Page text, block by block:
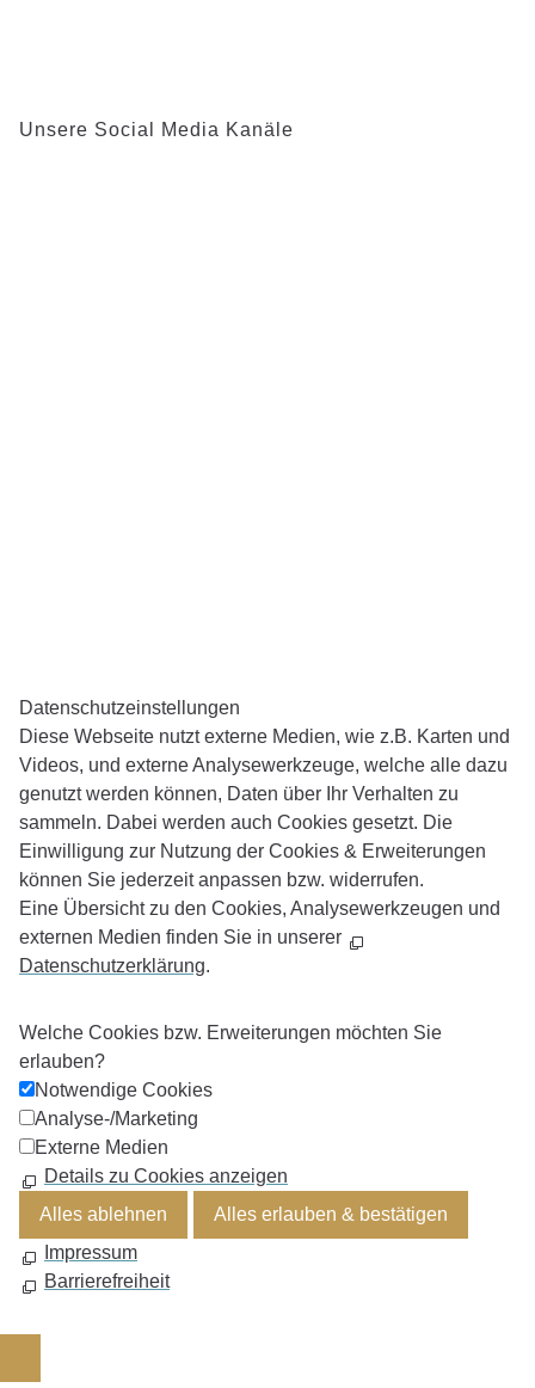
Unsere Social Media Kanäle
Daten­schutz­ein­stellungen
Diese Webseite nutzt externe Medien, wie z.B. Karten und
Videos, und externe Analysewerkzeuge, welche alle dazu
genutzt werden können, Daten über Ihr Verhalten zu
sammeln. Dabei werden auch Cookies gesetzt. Die
Einwilligung zur Nutzung der Cookies & Erweiterungen
können Sie jederzeit anpassen bzw. widerrufen.
Eine Übersicht zu den Cookies, Analysewerkzeugen und
externen Medien finden Sie in unserer
Datenschutzerklärung.
Welche Cookies bzw. Erweiterungen möchten Sie
erlauben?
Notwendige Cookies
Analyse-/Marketing
Externe Medien
Details zu Cookies anzeigen
Alles ablehnen
Alles erlauben & bestätigen
Impressum
Barrierefreiheit